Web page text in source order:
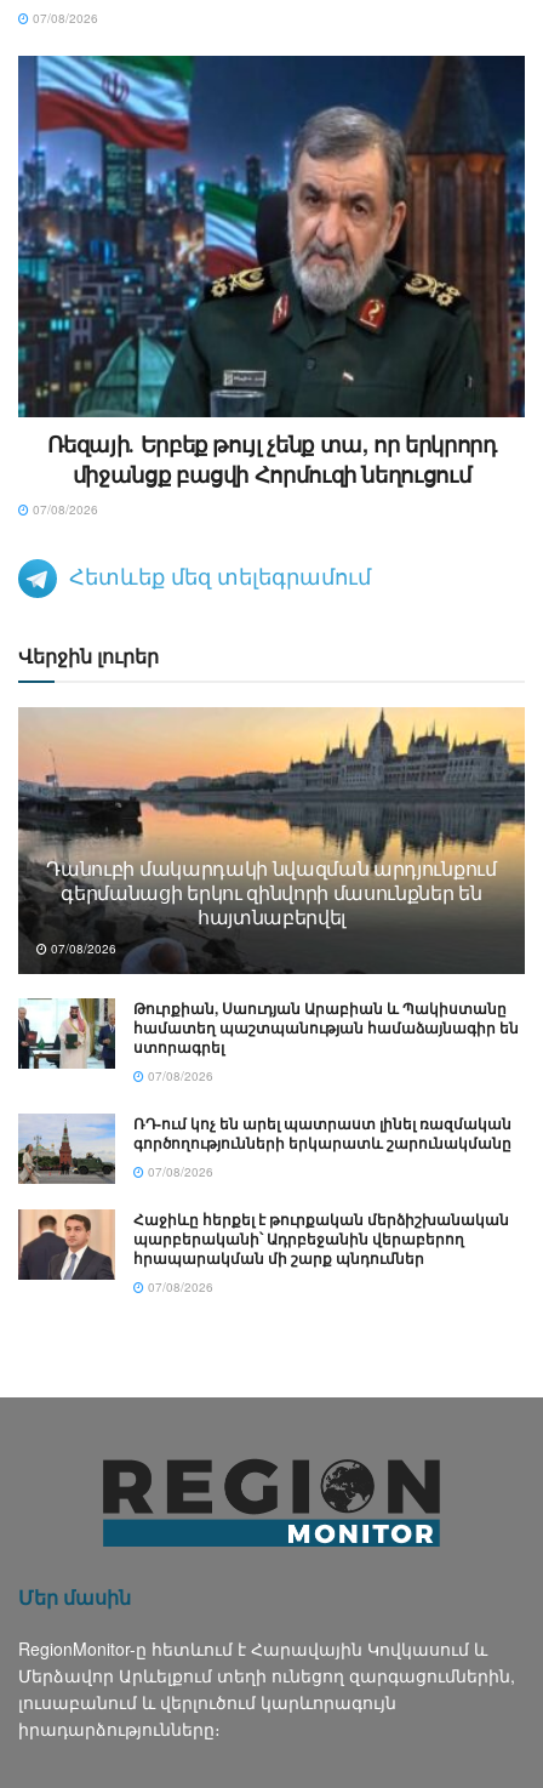
07/08/2026
Ռեզայի․ Երբեք թույլ չենք տա, որ երկրորդ
միջանցք բացվի Հորմուզի նեղուցում
07/08/2026
Հետևեք մեզ տելեգրամում
Վերջին լուրեր
Դանուբի մակարդակի նվազման արդյունքում
գերմանացի երկու զինվորի մասունքներ են
հայտնաբերվել
07/08/2026
Թուրքիան, Սաուդյան Արաբիան և Պակիստանը
համատեղ պաշտպանության համաձայնագիր են
ստորագրել
07/08/2026
ՌԴ-ում կոչ են արել պատրաստ լինել ռազմական
գործողությունների երկարատև շարունակմանը
07/08/2026
Հաջիևը հերքել է թուրքական մերձիշխանական
պարբերականի՝ Ադրբեջանին վերաբերող
հրապարակման մի շարք պնդումներ
07/08/2026
Մեր մասին
RegionMonitor-ը հետևում է Հարավային Կովկասում և
Մերձավոր Արևելքում տեղի ունեցող զարգացումներին,
լուսաբանում և վերլուծում կարևորագույն
իրադարձությունները։